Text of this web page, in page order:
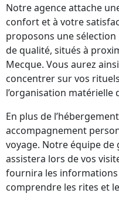
Notre agence attache
confort et à votre
proposons une
de qualité, situés à
Mecque. Vous aurez
concentrer sur vos
l’organisation matérielle
En plus de
accompagnement
voyage. Notre équipe
assistera lors de vos
fournira les
comprendre les rites et